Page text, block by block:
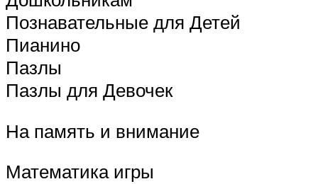
Познавательные для Детей
Пианино
Пазлы
Пазлы для Девочек
На память и внимание
Математика игры